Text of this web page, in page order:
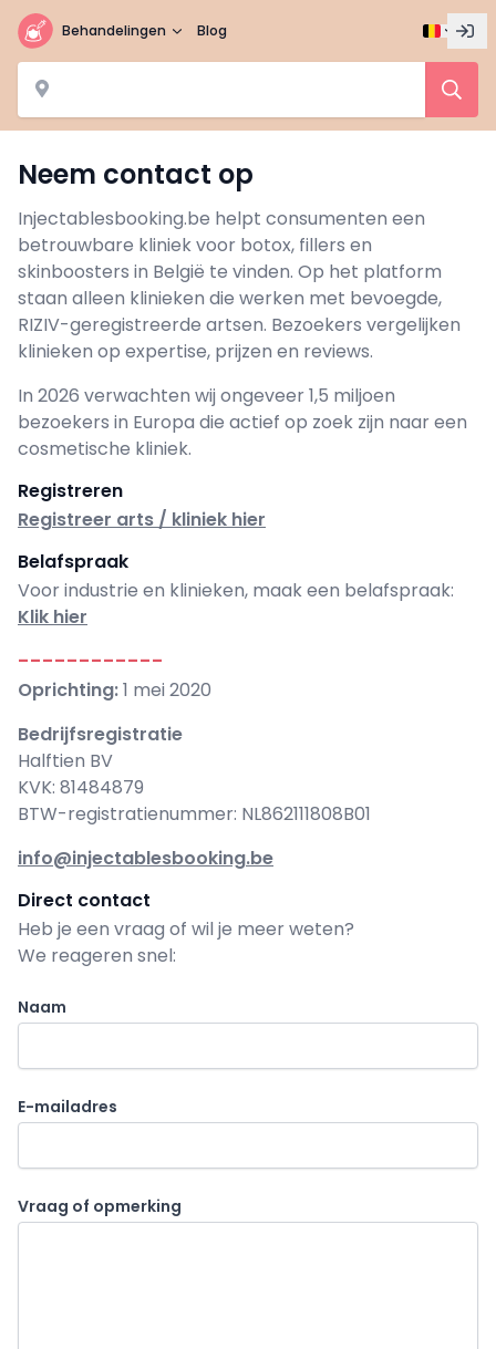
Behandelingen Blog
Neem contact op
Injectablesbooking.be helpt consumenten een
betrouwbare kliniek voor botox, fillers en
skinboosters in België te vinden. Op het platform
staan alleen klinieken die werken met bevoegde,
RIZIV-geregistreerde artsen. Bezoekers vergelijken
klinieken op expertise, prijzen en reviews.
In 2026 verwachten wij ongeveer 1,5 miljoen
bezoekers in Europa die actief op zoek zijn naar een
cosmetische kliniek.
Registreren
Registreer arts / kliniek hier
Belafspraak
Voor industrie en klinieken, maak een belafspraak:
Klik hier
------------
Oprichting:1 mei 2020
Bedrijfsregistratie
Halftien BV
KVK: 81484879
BTW-registratienummer: NL862111808B01
info@injectablesbooking.be
Direct contact
Heb je een vraag of wil je meer weten?
We reageren snel:
Naam
E-mailadres
Vraag of opmerking